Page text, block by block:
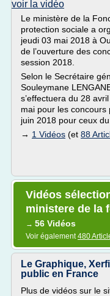
voir la vidéo
Le ministère de la
protection sociale a
jeudi 03 mai 2018 à
de l’ouverture des
session 2018.
Selon le Secrétaire
Souleymane
s’effectuera du 28
mai pour les concours
juin 2018 pour ceux
→ 1 Vidéos (et 88
Vidéos
ministere de la
→ 56 Vidéos
Voir également480
Le Graphique,
public en France
Plus de vidéos sur le